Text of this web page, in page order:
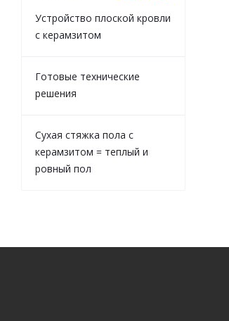
Устройство плоской кровли
с керамзитом
Готовые технические
решения
Сухая стяжка пола с
керамзитом = теплый и
ровный пол